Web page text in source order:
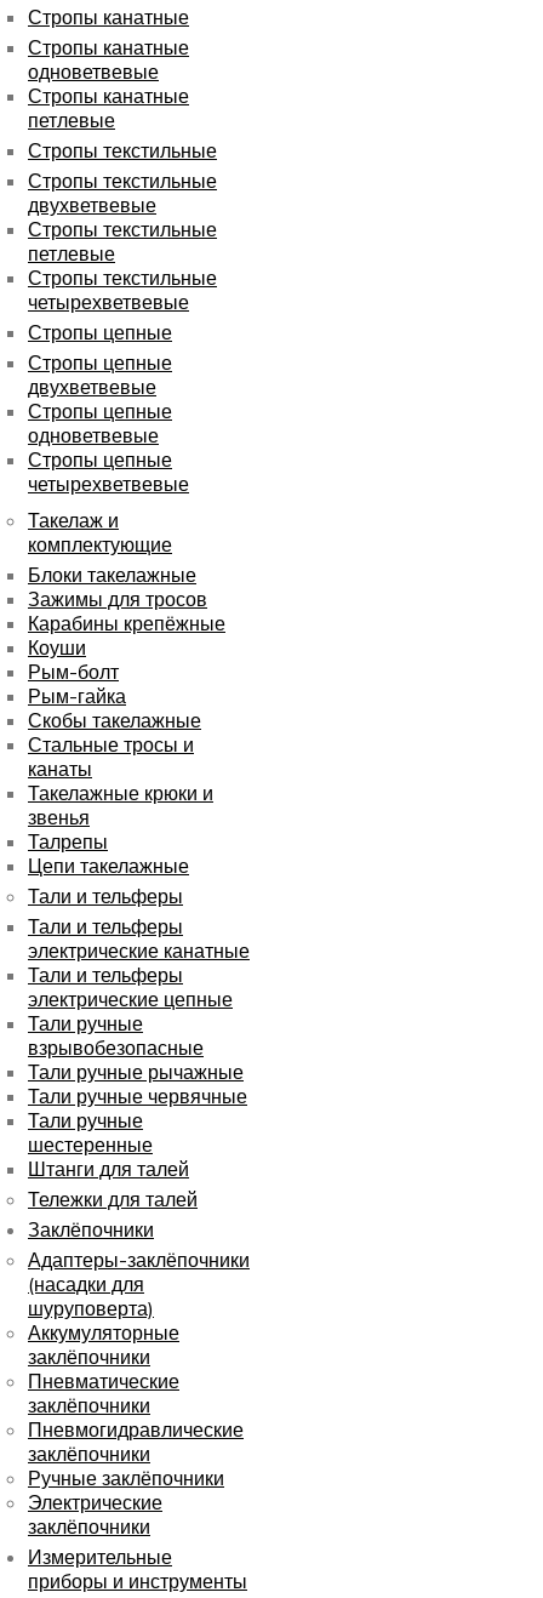
Стропы канатные
Стропы канатные
одноветвевые
Стропы канатные
петлевые
Стропы текстильные
Стропы текстильные
двухветвевые
Стропы текстильные
петлевые
Стропы текстильные
четырехветвевые
Стропы цепные
Стропы цепные
двухветвевые
Стропы цепные
одноветвевые
Стропы цепные
четырехветвевые
Такелаж и
комплектующие
Блоки такелажные
Зажимы для тросов
Карабины крепёжные
Коуши
Рым-болт
Рым-гайка
Скобы такелажные
Стальные тросы и
канаты
Такелажные крюки и
звенья
Талрепы
Цепи такелажные
Тали и тельферы
Тали и тельферы
электрические канатные
Тали и тельферы
электрические цепные
Тали ручные
взрывобезопасные
Тали ручные рычажные
Тали ручные червячные
Тали ручные
шестеренные
Штанги для талей
Тележки для талей
Заклёпочники
Адаптеры-заклёпочники
(насадки для
шуруповерта)
Аккумуляторные
заклёпочники
Пневматические
заклёпочники
Пневмогидравлические
заклёпочники
Ручные заклёпочники
Электрические
заклёпочники
Измерительные
приборы и инструменты